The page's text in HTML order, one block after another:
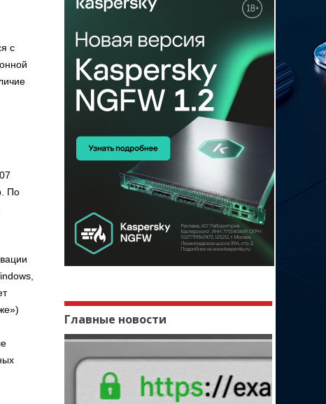
с
По
Главные новости